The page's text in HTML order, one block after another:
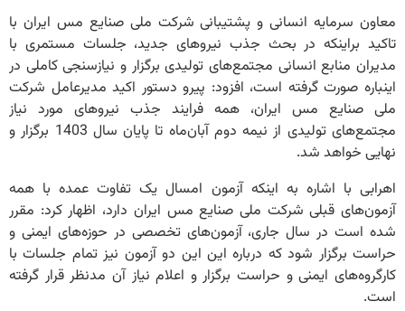
معاون سرمایه انسانی و پشتیبانی شرکت ملی صنایع مس ایران با
تاکید براینکه در بحث جذب نیروهای جدید، جلسات مستمری با
مدیران منابع انسانی مجتمع‌های تولیدی برگزار و نیازسنجی کاملی در
اینباره صورت گرفته است، افزود: پیرو دستور اکید مدیرعامل شرکت
ملی صنایع مس ایران، همه فرایند جذب نیروهای مورد نیاز
مجتمع‌های تولیدی از نیمه دوم آبان‌ماه تا پایان سال 1403 برگزار و
نهایی خواهد شد.
اهرابی با اشاره به اینکه آزمون امسال یک تفاوت عمده با همه
آزمون‌های قبلی شرکت ملی صنایع مس ایران دارد، اظهار کرد: مقرر
شده است در سال جاری، آزمون‌های تخصصی در حوزه‌های ایمنی و
حراست برگزار شود که درباره این این دو آزمون نیز تمام جلسات با
کارگروه‌های ایمنی و حراست برگزار و اعلام نیاز آن مدنظر قرار گرفته
است.